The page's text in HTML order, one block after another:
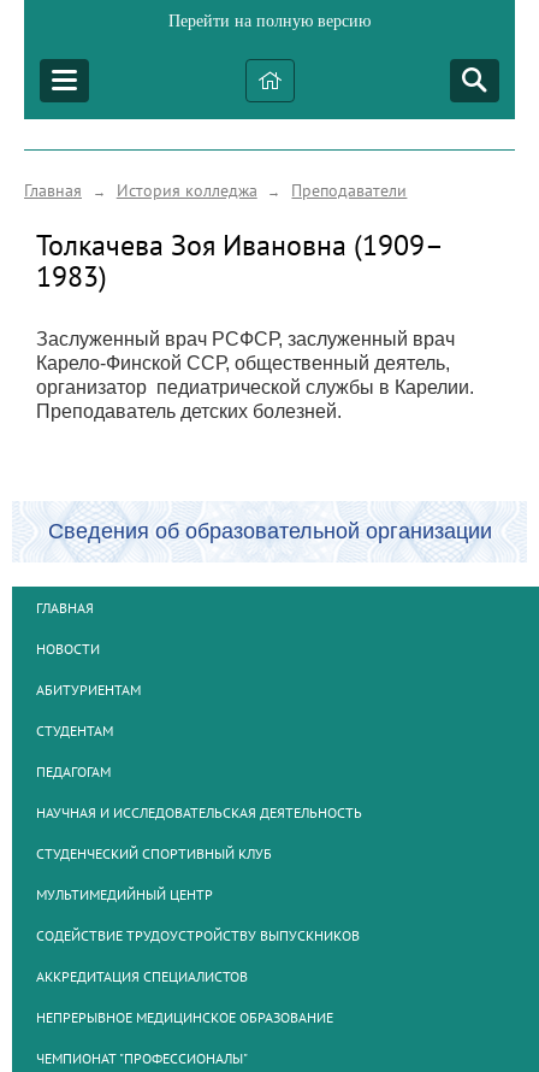
Перейти на полную версию
Главная → История колледжа → Преподаватели
Толкачева Зоя Ивановна (1909–
1983)
Заслуженный врач РСФСР, заслуженный врач
Карело-Финской ССР, общественный деятель,
организатор педиатрической службы в Карелии.
Преподаватель детских болезней.
Сведения об образовательной организации
ГЛАВНАЯ
НОВОСТИ
АБИТУРИЕНТАМ
СТУДЕНТАМ
ПЕДАГОГАМ
НАУЧНАЯ И ИССЛЕДОВАТЕЛЬСКАЯ ДЕЯТЕЛЬНОСТЬ
СТУДЕНЧЕСКИЙ СПОРТИВНЫЙ КЛУБ
МУЛЬТИМЕДИЙНЫЙ ЦЕНТР
СОДЕЙСТВИЕ ТРУДОУСТРОЙСТВУ ВЫПУСКНИКОВ
АККРЕДИТАЦИЯ СПЕЦИАЛИСТОВ
НЕПРЕРЫВНОЕ МЕДИЦИНСКОЕ ОБРАЗОВАНИЕ
ЧЕМПИОНАТ "ПРОФЕССИОНАЛЫ"